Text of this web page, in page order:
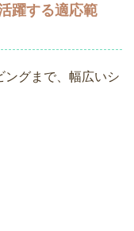
躍する適応範
ングまで、幅広いシ